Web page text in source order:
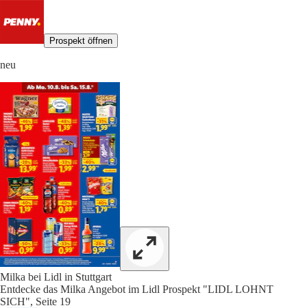
Prospekt öffnen
neu
Milka bei Lidl in Stuttgart
Entdecke das Milka Angebot im Lidl Prospekt "LIDL LOHNT
SICH", Seite 19